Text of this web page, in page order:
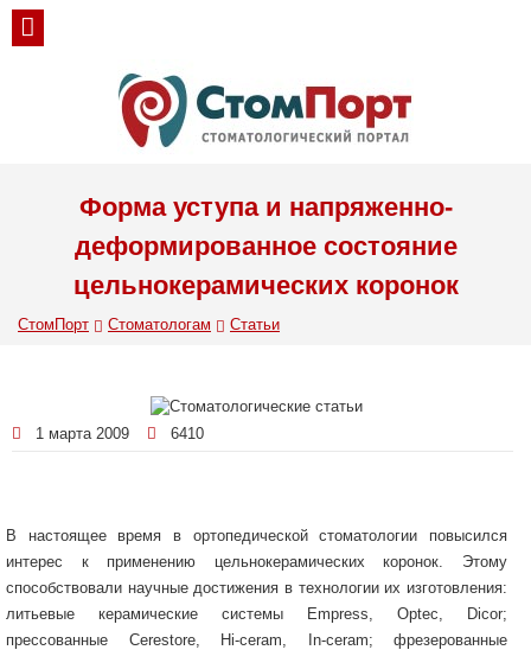
Форма уступа и напряженно-
деформированное состояние
цельнокерамических коронок
СтомПорт Стоматологам Статьи
1 марта 2009 6410
В настоящее время в ортопедической стоматологии повысился
интерес к применению цельнокерамических коронок. Этому
способствовали научные достижения в технологии их изготовления:
литьевые керамические системы Empress, Optec, Dicor;
прессованные Cerestore, Hi-ceram, In-ceram; фрезерованные